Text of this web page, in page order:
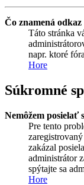
Čo znamená
Táto stránka
napr. ktoré
Hore
Súkromné
Nemôžem posielať
Pre tento
zakázal
administrátor
spýtajte sa
Hore